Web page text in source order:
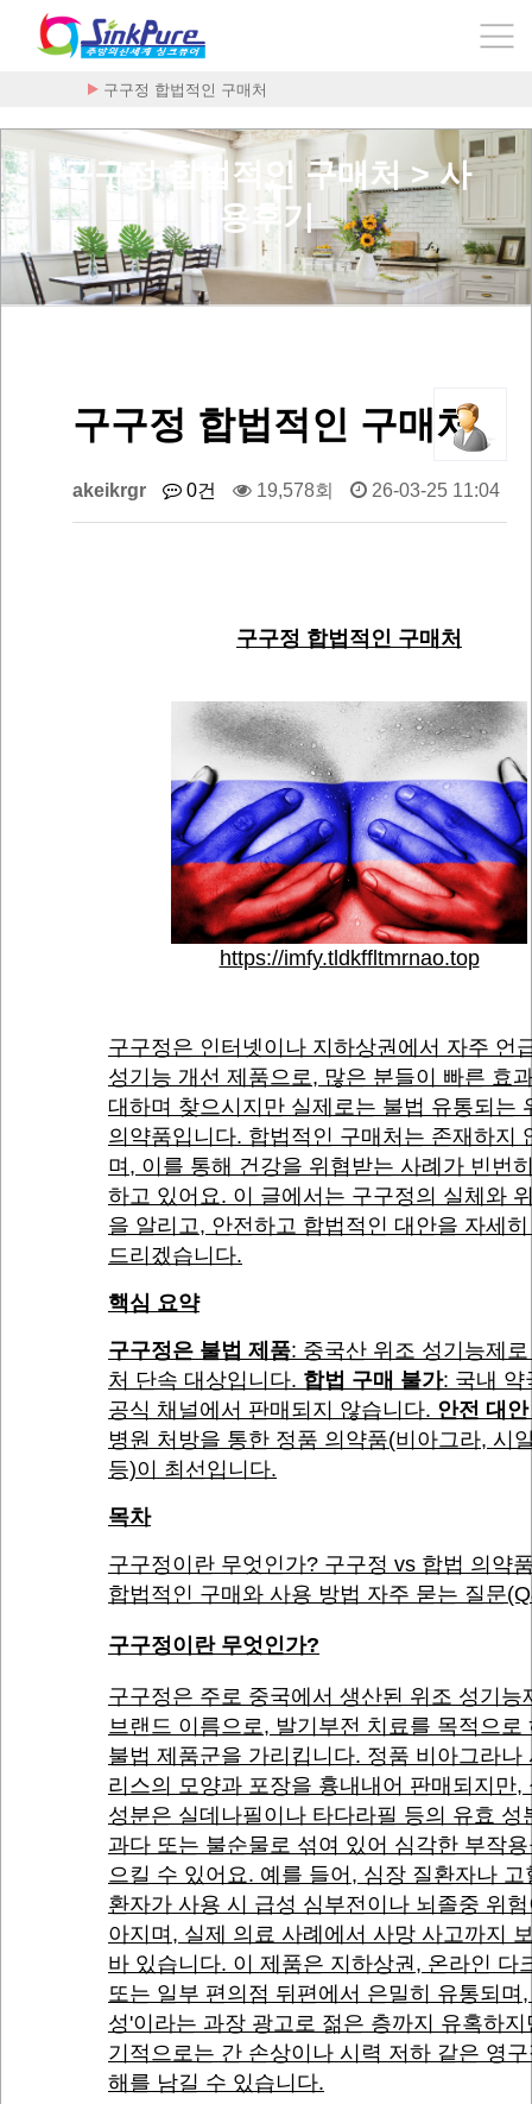
구구정 합법적인 구매처
구구정 합법적인 구매처 > 사
용후기
구구정 합법적인 구매처
akeikrgr 0건 19,578회 26-03-25 11:04
구구정 합법적인 구매처
https://imfy.tldkffltmrnao.top
구구정은 인터넷이나 지하상권에서 자주 언
성기능 개선 제품으로, 많은 분들이 빠른 효
대하며 찾으시지만 실제로는 불법 유통되는
의약품입니다. 합법적인 구매처는 존재하지
며, 이를 통해 건강을 위협받는 사례가 빈번
하고 있어요. 이 글에서는 구구정의 실체와
을 알리고, 안전하고 합법적인 대안을 자세
드리겠습니다.
핵심 요약
구구정은 불법 제품: 중국산 위조 성기능제
처 단속 대상입니다. 합법 구매 불가: 국내 약
공식 채널에서 판매되지 않습니다. 안전 대
병원 처방을 통한 정품 의약품(비아그라, 시
등)이 최선입니다.
목차
구구정이란 무엇인가? 구구정 vs 합법 의약
합법적인 구매와 사용 방법 자주 묻는 질문
구구정이란 무엇인가?
구구정은 주로 중국에서 생산된 위조 성기능
브랜드 이름으로, 발기부전 치료를 목적으로
불법 제품군을 가리킵니다. 정품 비아그라나
리스의 모양과 포장을 흉내내어 판매되지만,
성분은 실데나필이나 타다라필 등의 유효 성
과다 또는 불순물로 섞여 있어 심각한 부작
으킬 수 있어요. 예를 들어, 심장 질환자나 고
환자가 사용 시 급성 심부전이나 뇌졸중 위
아지며, 실제 의료 사례에서 사망 사고까지
바 있습니다. 이 제품은 지하상권, 온라인 다
또는 일부 편의점 뒤편에서 은밀히 유통되며
성'이라는 과장 광고로 젊은 층까지 유혹하지
기적으로는 간 손상이나 시력 저하 같은 영
해를 남길 수 있습니다.